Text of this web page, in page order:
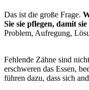
Das ist die große Frage.
Sie sie pflegen, damit
Problem, Aufregung,
Fehlende Zähne sind
erschweren das Essen,
führen dazu, dass sich